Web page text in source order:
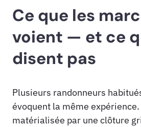
Ce que les
voient — et ce
disent pas
Plusieurs randonneurs
évoquent la même
matérialisée par une clôture